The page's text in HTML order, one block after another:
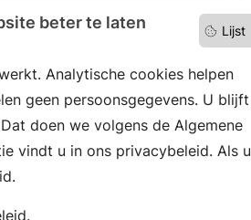
Lijst
beter te laten
Analytische cookies helpen
geen persoonsgegevens. U blijft
doen we volgens de Algemene
vindt u in ons privacybeleid. Als u